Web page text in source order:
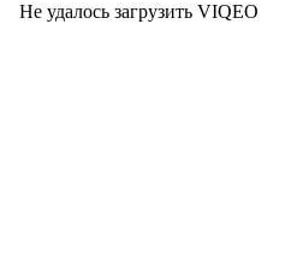
Не удалось загрузить VIQEO